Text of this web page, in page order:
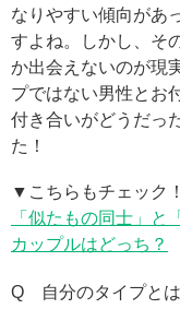
なりやすい傾向があ
すよね。しかし、そ
か出会えないのが現
プではない男性とお
付き合いがどうだっ
た！
▼こちらもチェック！
「似たもの同士」と
カップルはどっち？
Q 自分のタイプとは